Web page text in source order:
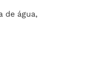
de água,